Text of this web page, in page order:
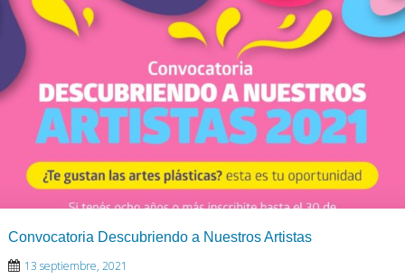
Convocatoria Descubriendo a Nuestros Artistas
13 septiembre, 2021